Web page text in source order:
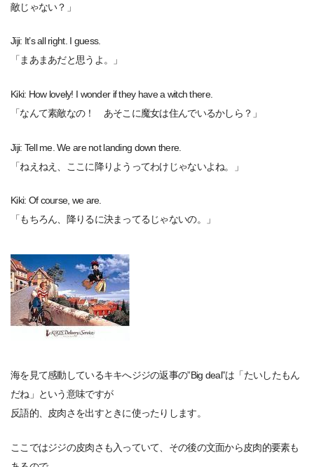
敵じゃない？」
Jiji: It’s all right. I guess.
「まあまあだと思うよ。」
Kiki: How lovely! I wonder if they have a witch there.
「なんて素敵なの！ あそこに魔女は住んでいるかしら？」
Jiji: Tell me. We are not landing down there.
「ねえねえ、ここに降りようってわけじゃないよね。」
Kiki: Of course, we are.
「もちろん、降りるに決まってるじゃないの。」
海を見て感動しているキキへジジの返事の”Big deal”は「たいしたもん
だね」という意味ですが
反語的、皮肉さを出すときに使ったりします。
ここではジジの皮肉さも入っていて、その後の文面から皮肉的要素も